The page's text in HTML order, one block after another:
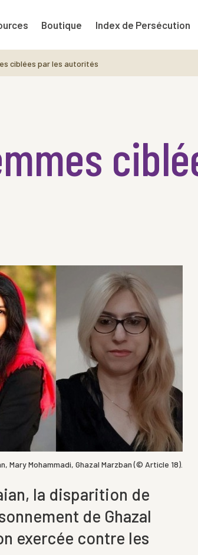
Boutique Index de Persécution
ciblées par les autorités
Mary Mohammadi, Ghazal Marzban (© Article 18).
la disparition de
de Ghazal
exercée contre les